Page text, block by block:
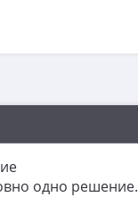
одно решение.